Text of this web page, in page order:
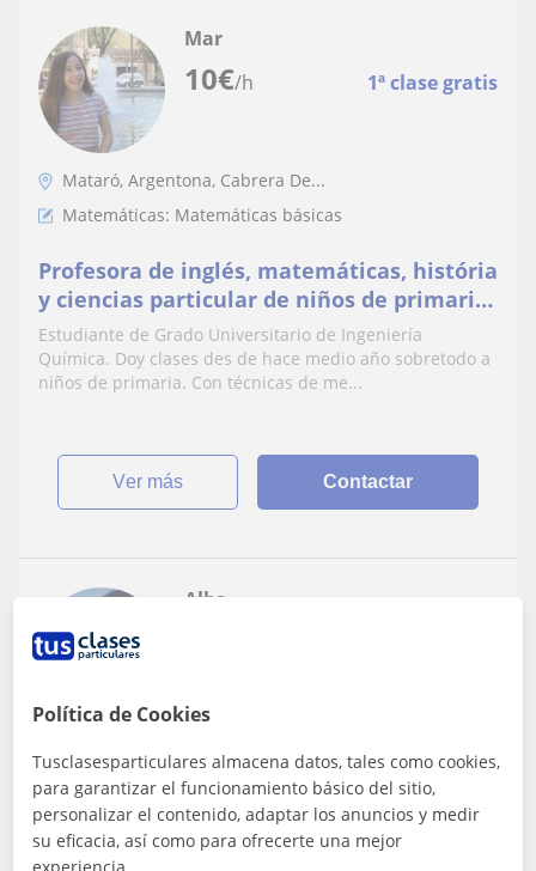
10€/h 1ª clase gratis
Mar
Mataró, Argentona, Cabrera De...
Matemáticas: Matemáticas básicas
Profesora de inglés, matemáticas, história
y ciencias particular de niños de primaria
hasta segundo de la ESO
Estudiante de Grado Universitario de Ingeniería
Química. Doy clases des de hace medio año sobretodo a
niños de primaria. Con técnicas de me...
ver más Contactar
Alba
Matemáticas: Matemáticas básicas
Profesora particular de matemáticas,
química, física e inglés especializada en
Política de Cookies
Tusclasesparticulares almacena datos, tales como cookies,
para garantizar el funcionamiento básico del sitio,
personalizar el contenido, adaptar los anuncios y medir
su eficacia, así como para ofrecerte una mejor
experiencia.